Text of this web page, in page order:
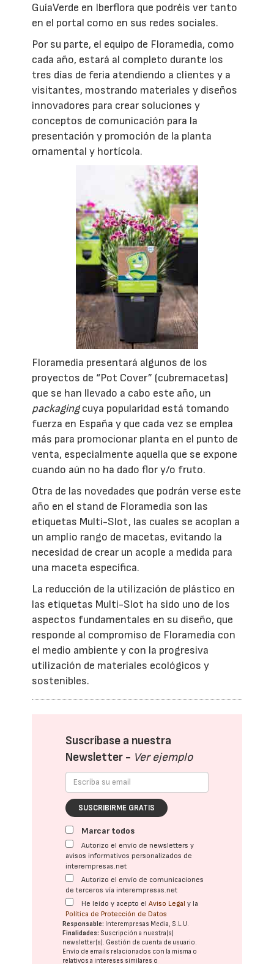
GuíaVerde en Iberflora que podréis ver tanto
en el portal como en sus redes sociales.
Por su parte, el equipo de Floramedia, como
cada año, estará al completo durante los
tres días de feria atendiendo a clientes y a
visitantes, mostrando materiales y diseños
innovadores para crear soluciones y
conceptos de comunicación para la
presentación y promoción de la planta
ornamental y hortícola.
Floramedia presentará algunos de los
proyectos de “Pot Cover” (cubremacetas)
que se han llevado a cabo este año, un
packagingcuya popularidad está tomando
fuerza en España y que cada vez se emplea
más para promocionar planta en el punto de
venta, especialmente aquella que se expone
cuando aún no ha dado flor y/o fruto.
Otra de las novedades que podrán verse este
año en el stand de Floramedia son las
etiquetas Multi-Slot, las cuales se acoplan a
un amplio rango de macetas, evitando la
necesidad de crear un acople a medida para
una maceta específica.
La reducción de la utilización de plástico en
las etiquetas Multi-Slot ha sido uno de los
aspectos fundamentales en su diseño, que
responde al compromiso de Floramedia con
el medio ambiente y con la progresiva
utilización de materiales ecológicos y
sostenibles.
Suscríbase a nuestra
Newsletter - Ver ejemplo
SUSCRIBIRME GRATIS
Marcar todos
Autorizo el envío de newsletters y
avisos informativos personalizados de
interempresas.net
Autorizo el envío de comunicaciones
de terceros vía interempresas.net
He leído y acepto elAviso Legal y la
Política de Protección de Datos
Responsable: Interempresas Media, S.L.U.
Finalidades: Suscripción a nuestra(s)
newsletter(s). Gestión de cuenta de usuario.
Envío de emails relacionados con la misma o
relativos a intereses similares o